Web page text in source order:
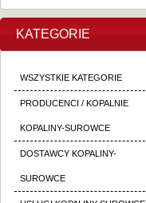
KATEGORIE
WSZYSTKIE KATEGORIE
PRODUCENCI / KOPALNIE
KOPALINY-SUROWCE
DOSTAWCY KOPALINY-
SUROWCE